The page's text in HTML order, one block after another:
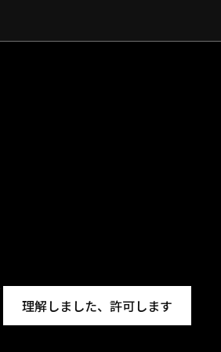
理解しました、許可します